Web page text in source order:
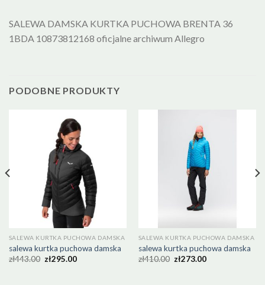
SALEWA DAMSKA KURTKA PUCHOWA BRENTA 36
1BDA 10873812168 oficjalne archiwum Allegro
PODOBNE PRODUKTY
SALEWA KURTKA PUCHOWA DAMSKA
salewa kurtka puchowa damska
zł443.00 zł295.00
SALEWA KURTKA PUCHOWA DAMSKA
salewa kurtka puchowa damska
zł410.00 zł273.00